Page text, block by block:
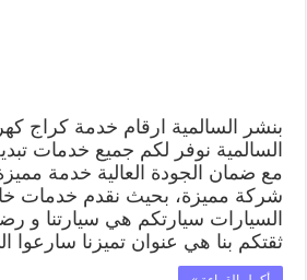
بنشر السالمية ارقام خدمة كراج
السالمية نوفر لكم جميع خدمات
مع ضمان الجودة العالية خدمة
شركة مميزة، بحيث نقدم خدمات
السيارات سيارتكم هي سيارتنا و
ثقتكم بنا هي عنوان تميزنا سارعوا